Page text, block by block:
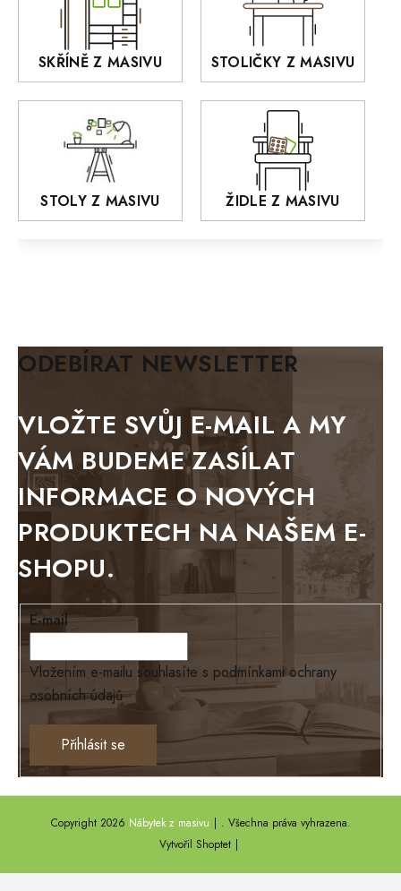
KANSAS
RETRO
MONET
OSLO
MODERN loft
BIANCA
BLACK VELVET
BELLUNO grafite
WESTERN
BERLIN
KOLMAR
TOSKANIA
LOUISIANA
Tello
Loriano
EXCLUSIVE
TEXAS
ANNY
DEL SOL
SKŘÍNĚ Z MASIVU STOLIČKY Z MASIVU
STOLY Z MASIVU ŽIDLE Z MASIVU
ODEBÍRAT NEWSLETTER
VLOŽTE SVŮJ E-MAIL A MY
VÁM BUDEME ZASÍLAT
INFORMACE O NOVÝCH
PRODUKTECH NA NAŠEM E-
SHOPU.
E-mail
Vložením e-mailu souhlasíte s podmínkami ochrany
osobních údajů
Přihlásit se
Vytvořil Shoptet
Copyright 2026 Nábytek z masivu . Všechna práva vyhrazena.